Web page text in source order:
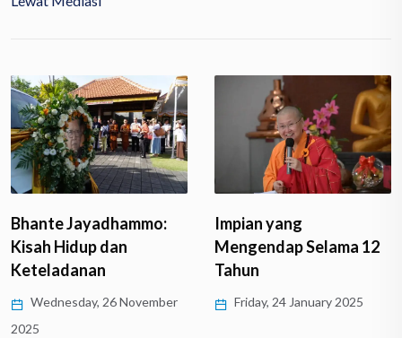
Bhante Jayadhammo:
Kisah Hidup dan
Keteladanan
Wednesday, 26 November
2025
Impian yang
Mengendap Selama 12
Tahun
Friday, 24 January 2025